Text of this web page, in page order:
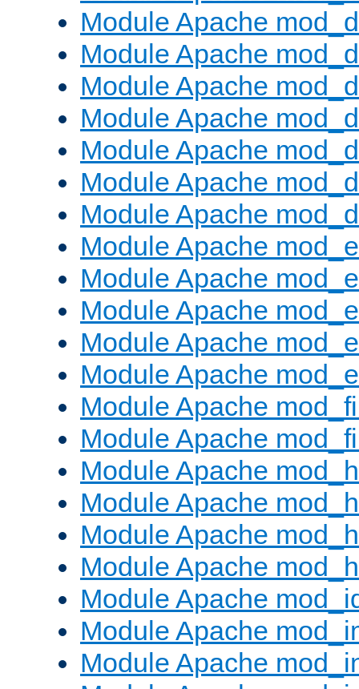
Module Apache
Module Apache
Module Apache
Module Apache
Module Apache
Module Apache
Module Apache
Module Apache
Module Apache
Module Apache
Module Apache
Module Apache
Module Apache
Module Apache
Module Apache
Module Apache
Module Apache
Module Apache
Module Apache
Module Apache
Module Apache